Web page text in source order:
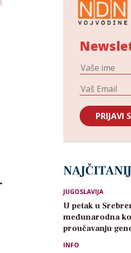
JUGOSLAVIJA
U petak u
međunarodna
proučavanju
INFO